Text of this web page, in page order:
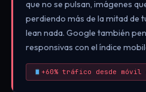
que no se pulsan, imágenes
perdiendo más de la mitad de
lean nada. Google también
responsivas con el índice
+60% tráfico desde móvil